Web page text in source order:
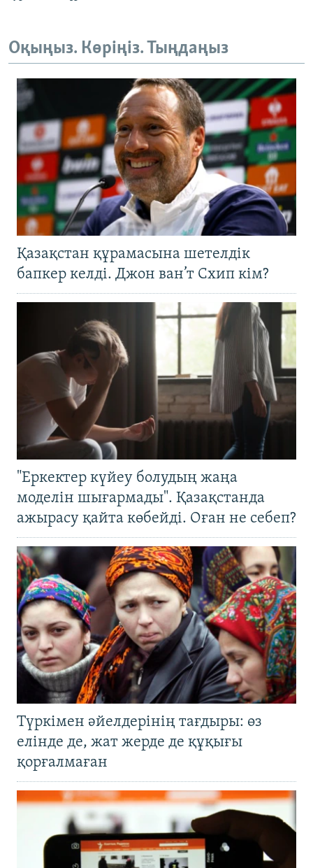
Оқыңыз. Көріңіз. Тыңдаңыз
Қазақстан құрамасына шетелдік
бапкер келді. Джон ван’т Схип кім?
"Еркектер күйеу болудың жаңа
моделін шығармады". Қазақстанда
ажырасу қайта көбейді. Оған не себеп?
Түркімен әйелдерінің тағдыры: өз
елінде де, жат жерде де құқығы
қорғалмаған